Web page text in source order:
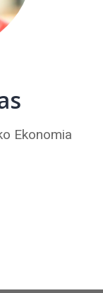
Ekonomia